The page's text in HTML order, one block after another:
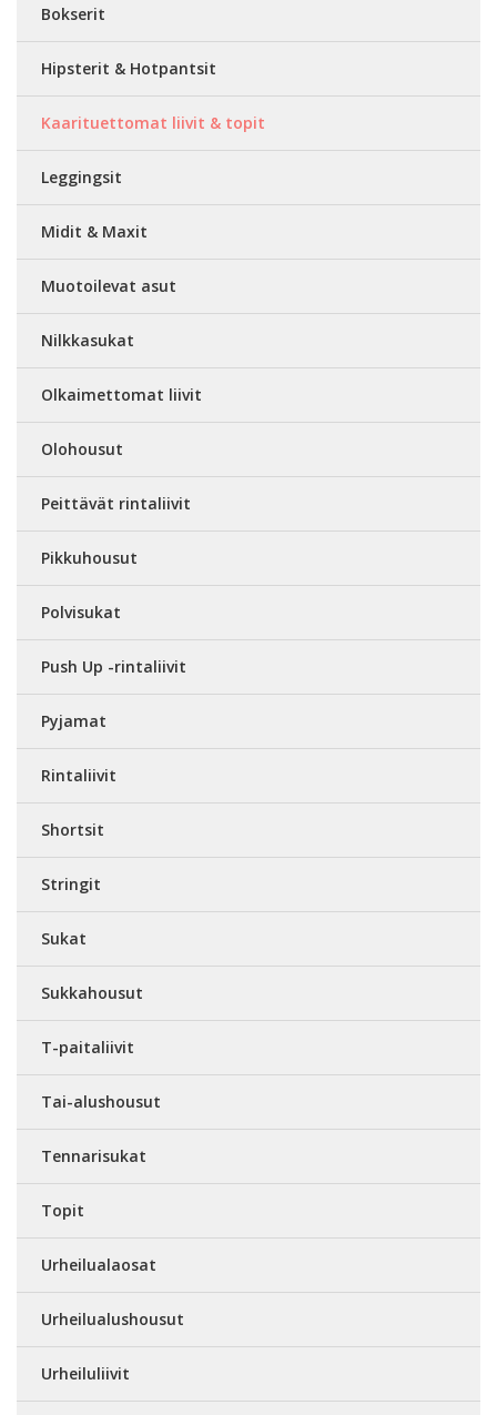
Bokserit
Hipsterit & Hotpantsit
Kaarituettomat liivit & topit
Leggingsit
Midit & Maxit
Muotoilevat asut
Nilkkasukat
Olkaimettomat liivit
Olohousut
Peittävät rintaliivit
Pikkuhousut
Polvisukat
Push Up -rintaliivit
Pyjamat
Rintaliivit
Shortsit
Stringit
Sukat
Sukkahousut
T-paitaliivit
Tai-alushousut
Tennarisukat
Topit
Urheilualaosat
Urheilualushousut
Urheiluliivit